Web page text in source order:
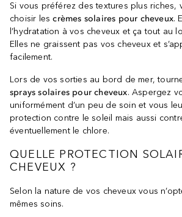
Si vous préférez des textures plus riches,
choisir lescrèmes solaires pour cheveux.
l’hydratation à vos cheveux et ça tout au
Elles ne graissent pas vos cheveux et
facilement.
Lors de vos sorties au bord de mer,
sprays solaires pour cheveux. Aspergez
uniformément d’un peu de soin et vous
protection contre le soleil mais aussi
éventuellement le chlore.
QUELLE PROTECTION
CHEVEUX ?
Selon la nature de vos cheveux vous
mêmes soins.